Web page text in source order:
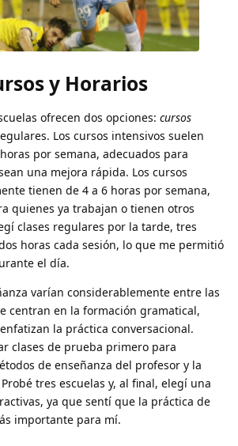
y Horarios
ofrecen dos opciones: cursos
Los cursos intensivos suelen
por semana, adecuados para
una mejora rápida. Los cursos
tienen de 4 a 6 horas por semana,
quienes ya trabajan o tienen otros
clases regulares por la tarde, tres
horas cada sesión, lo que me permitió
el día.
varían considerablemente entre las
centran en la formación gramatical,
la práctica conversacional.
clases de prueba primero para
de enseñanza del profesor y la
tres escuelas y, al final, elegí una
ya que sentí que la práctica de
importante para mí.